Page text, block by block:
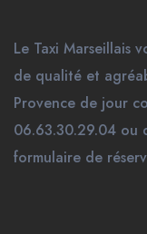
Le Taxi Marseillais
de qualité et
Provence de jour
06.63.30.29.04 ou
formulaire de